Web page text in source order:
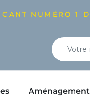
NUMÉRO 1